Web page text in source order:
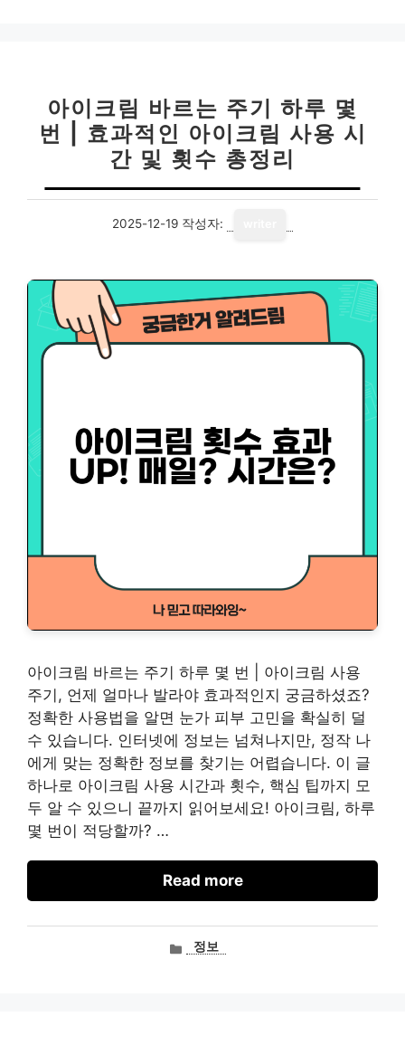
아이크림 바르는 주기 하루 몇
번 | 효과적인 아이크림 사용 시
간 및 횟수 총정리
2025-12-19 작성자:
아이크림 바르는 주기 하루 몇 번 | 아이크림 사용
주기, 언제 얼마나 발라야 효과적인지 궁금하셨죠?
정확한 사용법을 알면 눈가 피부 고민을 확실히 덜
수 있습니다. 인터넷에 정보는 넘쳐나지만, 정작 나
에게 맞는 정확한 정보를 찾기는 어렵습니다. 이 글
하나로 아이크림 사용 시간과 횟수, 핵심 팁까지 모
두 알 수 있으니 끝까지 읽어보세요! 아이크림, 하루
몇 번이 적당할까? …
Read more
카정보